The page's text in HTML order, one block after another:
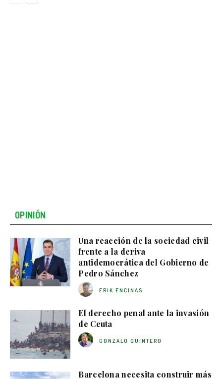
OPINIÓN
Una reacción de la sociedad civil
frente a la deriva
antidemocrática del Gobierno de
Pedro Sánchez
ERIK ENCINAS
El derecho penal ante la invasión
de Ceuta
GONZALO QUINTERO
Barcelona necesita construir más